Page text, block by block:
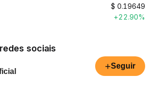
$ 0.19649
+22.90%
sociais
+Seguir